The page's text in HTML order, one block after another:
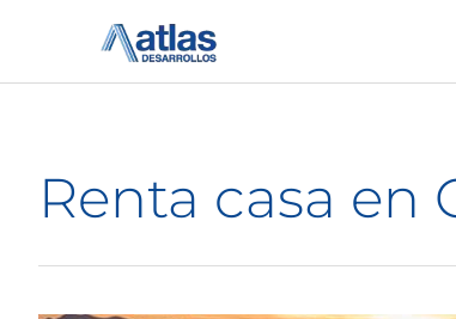
Renta casa en